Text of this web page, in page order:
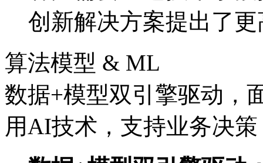
创新解决方案提出了
算法模型 & ML
数据+模型双引擎驱动，
用AI技术，支持业务决